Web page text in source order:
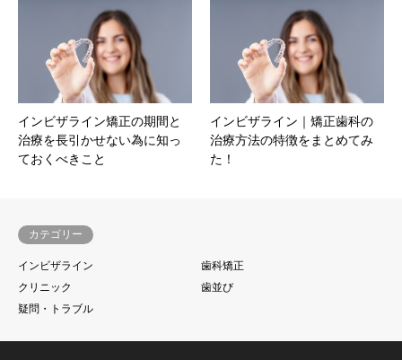
インビザライン矯正の期間と
治療を長引かせない為に知っ
ておくべきこと
インビザライン｜矯正歯科の
治療方法の特徴をまとめてみ
た！
カテゴリー
インビザライン
歯科矯正
クリニック
歯並び
疑問・トラブル